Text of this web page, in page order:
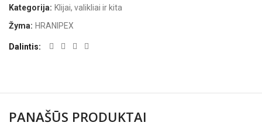
Kategorija: Klijai, valikliai ir kita
Žyma: HRANIPEX
Dalintis
PANAŠŪS PRODUKTAI